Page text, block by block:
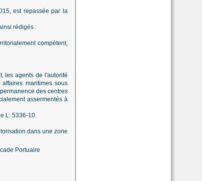
est repassée par la
rédigés :
compétent,
les agents de l'autorité
maritimes sous
des centres
assermentés à
L. 5336-10.
dans une zone